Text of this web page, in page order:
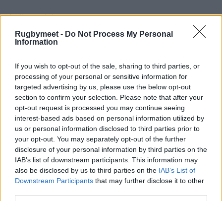
Rugbymeet - Do Not Process My Personal
Information
If you wish to opt-out of the sale, sharing to third parties, or
processing of your personal or sensitive information for
targeted advertising by us, please use the below opt-out
section to confirm your selection. Please note that after your
opt-out request is processed you may continue seeing
interest-based ads based on personal information utilized by
us or personal information disclosed to third parties prior to
your opt-out. You may separately opt-out of the further
disclosure of your personal information by third parties on the
IAB’s list of downstream participants. This information may
also be disclosed by us to third parties on the IAB’s List of
Downstream Participants that may further disclose it to other
A disposizione:
16. Desiree SPINELLI (Benetton Rugby Treviso,
17. Laura FOSCATO (CUS Milano Rugby)
18. Antonella MAIONE (Neapolis Campania
Felix)
19. Cecilia STAFOGGIA (US Roma Rugby)
20. Diana DI FRANCO (Neapolis Campania
Felix)
21. Ania ROSINI (Rugby Colorno)
22. Lucie MOIOLI (Montpellier Herault Rugby)
23. Lavinia PRATICHETTI (Unione Rugby
Capitolina)